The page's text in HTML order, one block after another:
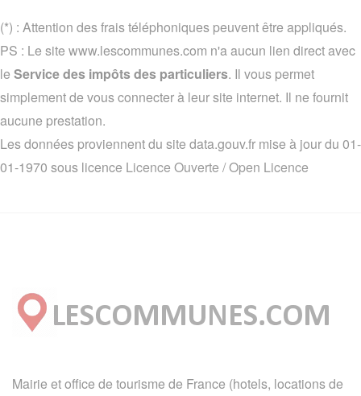
(*) : Attention des frais téléphoniques peuvent être appliqués.
PS : Le site www.lescommunes.com n'a aucun lien direct avec
le Service des impôts des particuliers. Il vous permet
simplement de vous connecter à leur site internet. Il ne fournit
aucune prestation.
Les données proviennent du site data.gouv.fr mise à jour du 01-
01-1970 sous licence Licence Ouverte / Open Licence
Mairie et office de tourisme de France (hotels, locations de